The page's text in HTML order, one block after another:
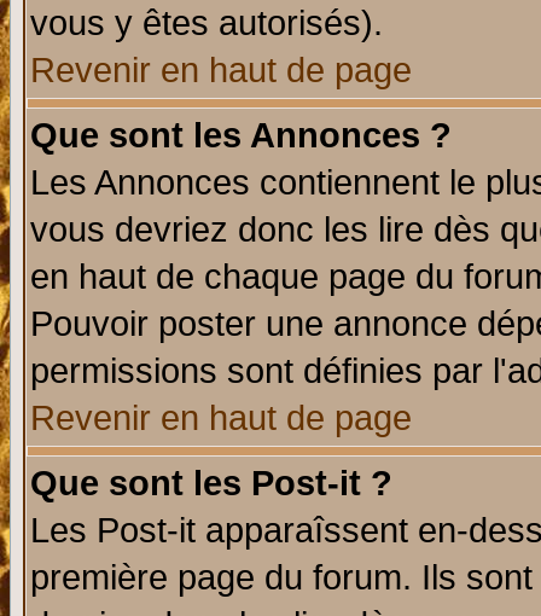
vous y êtes autorisés).
Revenir en haut de page
Que sont les Annonces ?
Les Annonces contiennent le
vous devriez donc les lire dès
en haut de chaque page du
Pouvoir poster une annonce
permissions sont définies par
Revenir en haut de page
Que sont les Post-it ?
Les Post-it apparaîssent en-
première page du forum. Ils